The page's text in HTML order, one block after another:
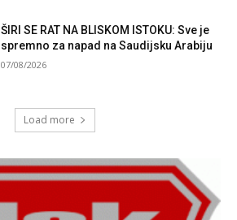
ŠIRI SE RAT NA BLISKOM ISTOKU: Sve je
spremno za napad na Saudijsku Arabiju
07/08/2026
Load more